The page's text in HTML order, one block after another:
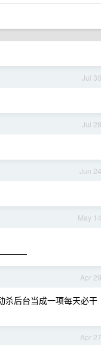
Jul 30
Jul 28
Jun 24
May 14
Apr 29
杀后台当成一项每天必干
Apr 27